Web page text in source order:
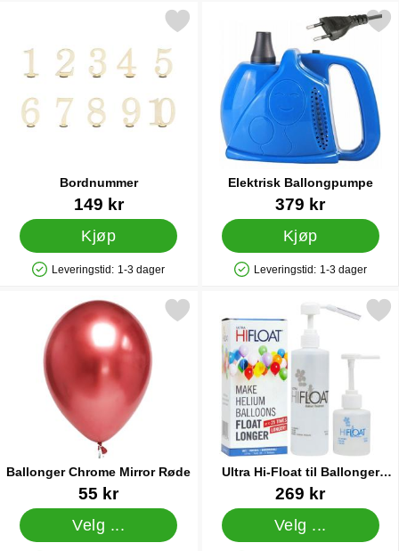
Bordnummer
Varenummer 28680
149 kr
Kjøp
Produkttilgjengelighet: På lager
Leveringstid: 1-3 dager
Merk bordnummer som favoritt
Elektrisk Ballongpumpe
Varenummer 10539
379 kr
Kjøp
Produkttilgjengelighet: På lager
Leveringstid: 1-3 dager
Merk elektrisk
Ballonger Chrome Mirror Røde
Varenummer 25788
55 kr
Velg ...
Merk ballonger Chrome Mirror Røde som favoritt
Ultra Hi-Float til Ballonger
480ml
Varenummer 13477
269 kr
Velg ...
Merk ultra Hi-Float til